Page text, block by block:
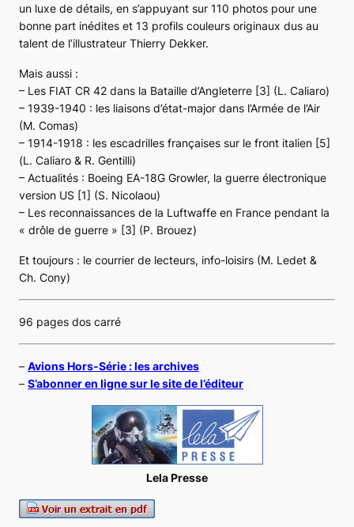
un luxe de détails, en s’appuyant sur 110 photos pour une
bonne part inédites et 13 profils couleurs originaux dus au
talent de l’illustrateur Thierry Dekker.
Mais aussi :
– Les FIAT CR 42 dans la Bataille d’Angleterre [3] (L. Caliaro)
– 1939-1940 : les liaisons d’état-major dans l’Armée de l’Air
(M. Comas)
– 1914-1918 : les escadrilles françaises sur le front italien [5]
(L. Caliaro & R. Gentilli)
– Actualités : Boeing EA-18G Growler, la guerre électronique
version US [1] (S. Nicolaou)
– Les reconnaissances de la Luftwaffe en France pendant la
« drôle de guerre » [3] (P. Brouez)
Et toujours : le courrier de lecteurs, info-loisirs (M. Ledet &
Ch. Cony)
96 pages dos carré
– Avions Hors-Série : les archives
– S’abonner en ligne sur le site de l’éditeur
Lela Presse